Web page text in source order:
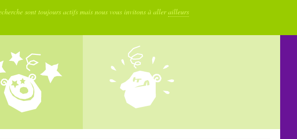
sont toujours actifs mais nous vous invitons à allerailleurs